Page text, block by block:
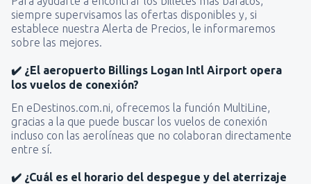
siempre supervisamos las ofertas disponibles y, si
establece nuestra Alerta de Precios, le informaremos
sobre las mejores.
✔️ ¿El aeropuerto Billings Logan Intl Airport opera
los vuelos de conexión?
En eDestinos.com.ni, ofrecemos la función MultiLine,
gracias a la que puede buscar los vuelos de conexión
incluso con las aerolíneas que no colaboran directamente
entre sí.
✔️ ¿Cuál es el horario del despegue y del aterrizaje